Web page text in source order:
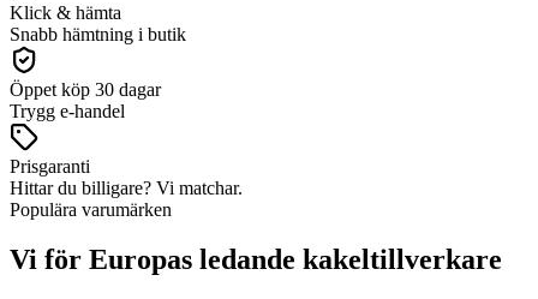
Klick & hämta
Snabb hämtning i butik
Öppet köp 30 dagar
Trygg e-handel
Prisgaranti
Hittar du billigare? Vi matchar.
Populära varumärken
Vi för Europas ledande kakeltillverkare